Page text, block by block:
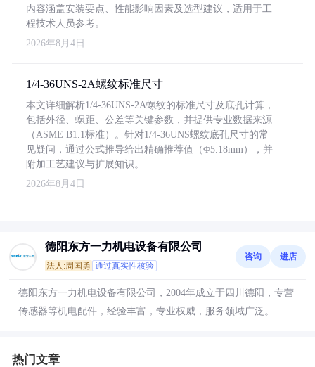
内容涵盖安装要点、性能影响因素及选型建议，适用于工
程技术人员参考。
2026年8月4日
1/4-36UNS-2A螺纹标准尺寸
本文详细解析1/4-36UNS-2A螺纹的标准尺寸及底孔计算，
包括外径、螺距、公差等关键参数，并提供专业数据来源
（ASME B1.1标准）。针对1/4-36UNS螺纹底孔尺寸的常
见疑问，通过公式推导给出精确推荐值（Φ5.18mm），并
附加工艺建议与扩展知识。
2026年8月4日
德阳东方一力机电设备有限公司
法人:周国勇 通过真实性核验
咨询 进店
德阳东方一力机电设备有限公司，2004年成立于四川德阳，专营
传感器等机电配件，经验丰富，专业权威，服务领域广泛。
热门文章